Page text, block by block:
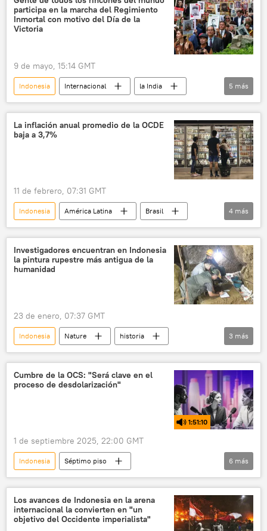
incendios forestales
clima
participa en la marcha del Regimiento
Inmortal con motivo del Día de la
Victoria
9 de mayo, 15:14 GMT
Indonesia Internacional
la India
China
Rusia
Regimiento Inmortal
Día de la Victoria
Egipto
5 más
La inflación anual promedio de la OCDE
baja a 3,7%
11 de febrero, 07:31 GMT
Indonesia América Latina
Brasil
la India
Organización para la Cooperación y el Desarrollo Económico (OCDE)
G7
G20
4 más
Investigadores encuentran en Indonesia
la pintura rupestre más antigua de la
humanidad
23 de enero, 07:37 GMT
Indonesia Nature
historia
arqueología
pintura rupestre
Internacional
3 más
Cumbre de la OCS: "Será clave en el
proceso de desdolarización"
1:51:10
1 de septiembre 2025, 22:00 GMT
Indonesia
Séptimo piso
Organización de Cooperación de Shanghái (OCS)
la India
China
Narendra Modi
política
Rusia
6 más
Los avances de Indonesia en la arena
internacional la convierten en "un
objetivo del Occidente imperialista"